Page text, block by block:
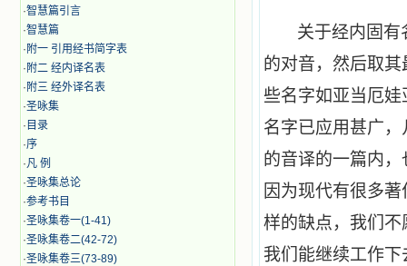
·智慧篇引言
·智慧篇
· 附一 引用经书简字表
· 附二 经内译名表
· 附三 经外译名表
·圣咏集
· 目录
·序
·凡 例
·圣咏集总论
·参考书目
·圣咏集卷一(1-41)
·圣咏集卷二(42-72)
·圣咏集卷三(73-89)
关于经内固有
的对音，然后取
些名字如亚当厄
名字已应用甚广
的音译的一篇内
因为现代有很多
样的缺点，我们
我们能继续工作